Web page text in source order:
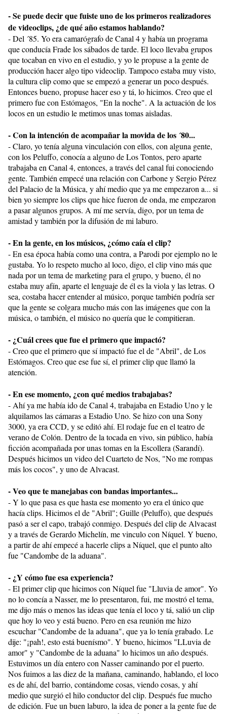
- Se puede decir que fuiste uno de los primeros realizadores
de videoclips, ¿de qué año estamos hablando?
- Del ´85. Yo era camarógrafo de Canal 4 y había un programa
que conducía Frade los sábados de tarde. El loco llevaba grupos
que tocaban en vivo en el estudio, y yo le propuse a la gente de
producción hacer algo tipo videoclip. Tampoco estaba muy visto,
la cultura clip como que se empezó a generar un poco después.
Entonces bueno, propuse hacer eso y tá, lo hicimos. Creo que el
primero fue con Estómagos, "En la noche". A la actuación de los
locos en un estudio le metimos unas tomas aisladas.
- Con la intención de acompañar la movida de los ´80...
- Claro, yo tenía alguna vinculación con ellos, con alguna gente,
con los Peluffo, conocía a alguno de Los Tontos, pero aparte
trabajaba en Canal 4, entonces, a través del canal fui conociendo
gente. También empecé una relación con Carbone y Sergio Pérez
del Palacio de la Música, y ahí medio que ya me empezaron a... si
bien yo siempre los clips que hice fueron de onda, me empezaron
a pasar algunos grupos. A mí me servía, digo, por un tema de
amistad y también por la difusión de mi laburo.
- En la gente, en los músicos, ¿cómo caía el clip?
- En esa época había como una contra, a Parodi por ejemplo no le
gustaba. Yo lo respeto mucho al loco, digo, el clip vino más que
nada por un tema de marketing para el grupo, y bueno, él no
estaba muy afín, aparte el lenguaje de él es la viola y las letras. O
sea, costaba hacer entender al músico, porque también podría ser
que la gente se colgara mucho más con las imágenes que con la
música, o también, el músico no quería que le compitieran.
- ¿Cuál crees que fue el primero que impactó?
- Creo que el primero que sí impactó fue el de "Abril", de Los
Estómagos. Creo que ese fue sí, el primer clip que llamó la
atención.
- En ese momento, ¿con qué medios trabajabas?
- Ahí ya me había ido de Canal 4, trabajaba en Estadio Uno y le
alquilamos las cámaras a Estadio Uno. Se hizo con una Sony
3000, ya era CCD, y se editó ahí. El rodaje fue en el teatro de
verano de Colón. Dentro de la tocada en vivo, sin público, había
ficción acompañada por unas tomas en la Escollera (Sarandí).
Después hicimos un video del Cuarteto de Nos, "No me rompas
más los cocos", y uno de Alvacast.
- Veo que te manejabas con bandas importantes...
- Y lo que pasa es que hasta ese momento yo era el único que
hacía clips. Hicimos el de "Abril"; Guille (Peluffo), que después
pasó a ser el capo, trabajó conmigo. Después del clip de Alvacast
y a través de Gerardo Michelín, me vinculo con Níquel. Y bueno,
a partir de ahí empecé a hacerle clips a Níquel, que el punto alto
fue "Candombe de la aduana".
- ¿Y cómo fue esa experiencia?
- El primer clip que hicimos con Níquel fue "Lluvia de amor". Yo
no lo concía a Nasser, me lo presentaron, fui, me mostró el tema,
me dijo más o menos las ideas que tenía el loco y tá, salió un clip
que hoy lo veo y está bueno. Pero en esa reunión me hizo
escuchar "Candombe de la aduana", que ya lo tenía grabado. Le
dije: "¡pah!, esto está buenísmo". Y bueno, hicimos "LLuvia de
amor" y "Candombe de la aduana" lo hicimos un año después.
Estuvimos un día entero con Nasser caminando por el puerto.
Nos fuimos a las diez de la mañana, caminando, hablando, el loco
es de ahí, del barrio, contándome cosas, viendo cosas, y ahí
medio que surgió el hilo conductor del clip. Después fue mucho
de edición. Fue un buen laburo, la idea de poner a la gente fue de